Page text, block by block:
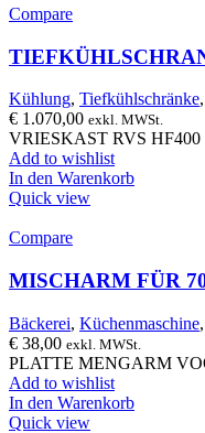
Compare
Kühlung, Tiefkühlschränke,
€ 1.070,00 exkl. MWSt.
VRIESKAST RVS HF400
Add to wishlist
In den Warenkorb
Quick view
Compare
MISCHARM FÜR
Bäckerei, Küchenmaschine,
€ 38,00 exkl. MWSt.
PLATTE MENGARM
Add to wishlist
In den Warenkorb
Quick view